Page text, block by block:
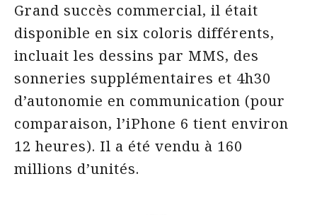
Grand succès commercial, il était
disponible en six coloris différents,
incluait les dessins par MMS, des
sonneries supplémentaires et 4h30
d’autonomie en communication (pour
comparaison, l’iPhone 6 tient environ
12 heures). Il a été vendu à 160
millions d’unités.